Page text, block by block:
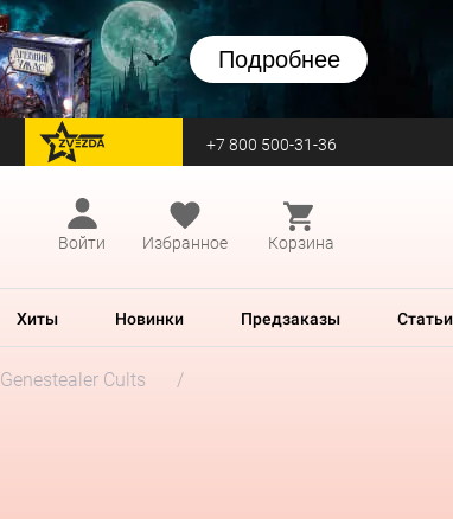
Подробнее
перейти на Zvezda +7 800 500-31-36
Войти
Избранное Корзина
Хиты Новинки Предзаказы Статьи
Genestealer Cults